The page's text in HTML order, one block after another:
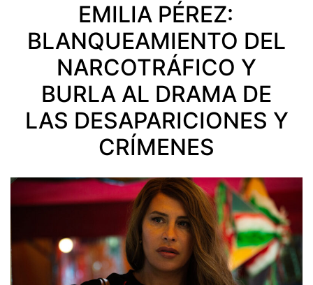
EMILIA PÉREZ:
BLANQUEAMIENTO DEL
NARCOTRÁFICO Y
BURLA AL DRAMA DE
LAS DESAPARICIONES Y
CRÍMENES